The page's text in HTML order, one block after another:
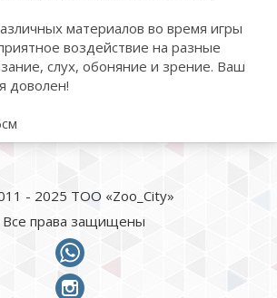
материалов во время игры
воздействие на разные
слух, обоняние и зрение. Ваш
доволен!
- 2025 ТОО «Zoo_City»
Все права защищены
instagram